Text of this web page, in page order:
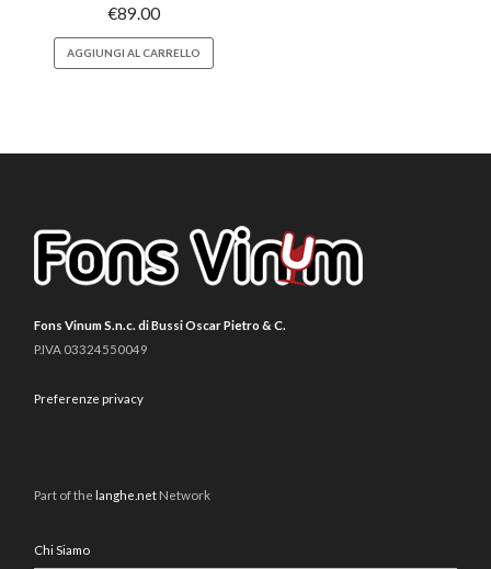
€89.00
AGGIUNGI AL CARRELLO
Fons Vinum S.n.c. di Bussi Oscar Pietro & C.
P.IVA 03324550049
Preferenze privacy
Part of thelanghe.net Network
Chi Siamo